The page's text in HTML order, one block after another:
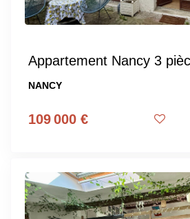
Appartement Nancy 3
NANCY
109 000 €